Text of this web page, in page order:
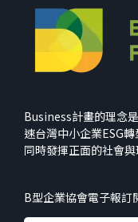
Business計畫的理念
速台灣中小企業ESG
同時發揮正面的社會與
B型企業協會電子報訂